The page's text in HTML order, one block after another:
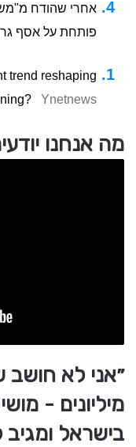
אחרי שהודח
פותחת על אסף
trend reshaping
Ynetnews
מה אנחנו
״אני לא
מיליונים -
בישראל ומגיב